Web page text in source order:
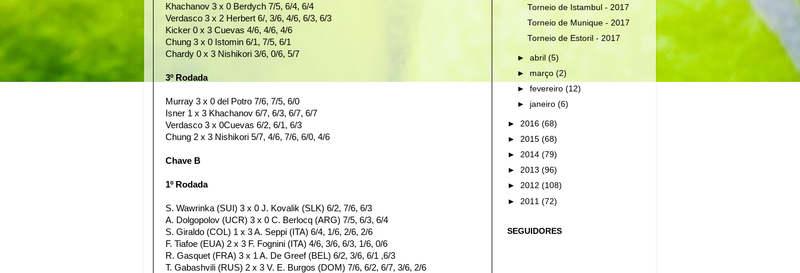
Khachanov 3 x 0 Berdych 7/5, 6/4, 6/4
Verdasco 3 x 2 Herbert 6/, 3/6, 4/6, 6/3, 6/3
Kicker 0 x 3 Cuevas 4/6, 4/6, 4/6
Chung 3 x 0 Istomin 6/1, 7/5, 6/1
Chardy 0 x 3 Nishikori 3/6, 0/6, 5/7
3º Rodada
Murray 3 x 0 del Potro 7/6, 7/5, 6/0
Isner 1 x 3 Khachanov 6/7, 6/3, 6/7, 6/7
Verdasco 3 x 0Cuevas 6/2, 6/1, 6/3
Chung 2 x 3 Nishikori 5/7, 4/6, 7/6, 6/0, 4/6
Chave B
1º Rodada
S. Wawrinka (SUI) 3 x 0 J. Kovalik (SLK) 6/2, 7/6, 6/3
A. Dolgopolov (UCR) 3 x 0 C. Berlocq (ARG) 7/5, 6/3, 6/4
S. Giraldo (COL) 1 x 3 A. Seppi (ITA) 6/4, 1/6, 2/6, 2/6
F. Tiafoe (EUA) 2 x 3 F. Fognini (ITA) 4/6, 3/6, 6/3, 1/6, 0/6
R. Gasquet (FRA) 3 x 1 A. De Greef (BEL) 6/2, 3/6, 6/1 ,6/3
T. Gabashvili (RUS) 2 x 3 V. E. Burgos (DOM) 7/6, 6/2, 6/7, 3/6, 2/6
Torneio de Istambul - 2017
Torneio de Munique - 2017
Torneio de Estoril - 2017
►abril(5)
► março(2)
►fevereiro(12)
► janeiro(6)
► 2016 (68)
► 2015 (68)
► 2014 (79)
► 2013 (96)
► 2012 (108)
► 2011 (72)
SEGUIDORES